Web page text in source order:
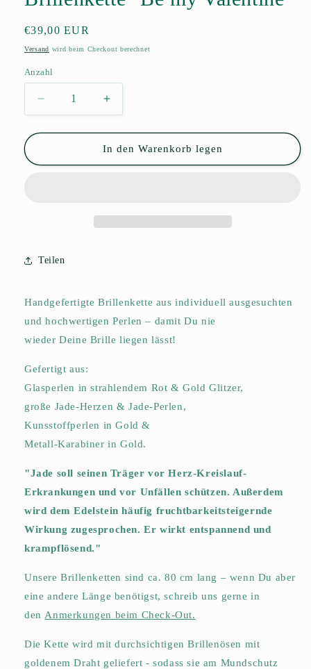
Normaler
Preis
€39,00 EUR
Versand wird beim Checkout berechnet
Anzahl
Anzahl
Verringere
die
Menge
Brillenkette
Erhöhe
die
Menge
für
Brillenkette
In den Warenkorb legen
Teilen
Handgefertigte Brillenkette aus individuell ausgesuchten
und hochwertigen Perlen – damitDunie
wiederDeine Brille liegen lässt!
Gefertigt aus:
Glasperlen in strahlendem Rot & Gold Glitzer,
große Jade-Herzen & Jade-Perlen,
Kunsstoffperlen in Gold &
Metall-Karabiner in Gold.
"Jade soll seinen Träger vor Herz-Kreislauf-
Erkrankungen und vor Unfällen schützen. Außerdem
wird dem Edelstein häufig fruchtbarkeitsteigernde
Wirkung zugesprochen. Er wirkt entspannend und
krampflösend."
Unsere Brillenketten sind ca. 80 cm lang – wenn Du aber
eine andere Länge benötigst, schreib uns gerne in
den Anmerkungen beim Check-Out.
Die Kette wird mit durchsichtigen Brillenösen mit
goldenem Draht geliefert - sodass sie am Mundschutz